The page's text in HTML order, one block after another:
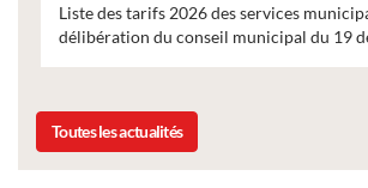
Liste des tarifs 2026 des services
délibération du conseil municipal du 19
Toutes les actualités